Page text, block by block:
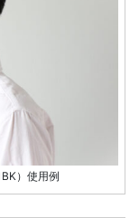
）使用例